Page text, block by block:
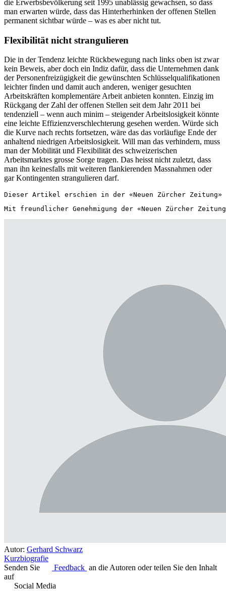
die Erwerbsbevölkerung seit 1995 unablässig gewachsen, so dass
man erwarten würde, dass das Hinterherhinken der offenen Stellen
permanent sichtbar würde – was es aber nicht tut.
Flexibilität nicht strangulieren
Die in der Tendenz leichte Rückbewegung nach links oben ist zwar
kein Beweis, aber doch ein Indiz dafür, dass die Unternehmen dank
der Personenfreizügigkeit die gewünschten Schlüsselqualifikationen
leichter finden und damit auch anderen, weniger gesuchten
Arbeitskräften komplementäre Arbeit anbieten konnten. Einzig im
Rückgang der Zahl der offenen Stellen seit dem Jahr 2011 bei
tendenziell – wenn auch minim – steigender Arbeitslosigkeit könnte
eine leichte Effizienzverschlechterung gesehen werden. Würde sich
die Kurve nach rechts fortsetzen, wäre das das vorläufige Ende der
anhaltend niedrigen Arbeitslosigkeit. Will man das verhindern, muss
man der Mobilität und Flexibilität des schweizerischen
Arbeitsmarktes grosse Sorge tragen. Das heisst nicht zuletzt, dass
man ihn keinesfalls mit weiteren flankierenden Massnahmen oder
gar Kontingenten strangulieren darf.
Dieser Artikel erschien in der «Neuen Zürcher Zeitung»
Mit freundlicher Genehmigung der «Neuen Zürcher
Autor: Gerhard Schwarz
Kurzbiografie
Senden Sie
Feedback an die Autoren oder teilen Sie den Inhalt
auf
Social Media